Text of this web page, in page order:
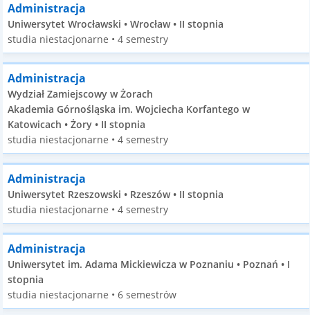
Administracja
Uniwersytet Wrocławski • Wrocław • II stopnia
studia niestacjonarne • 4 semestry
Administracja
Wydział Zamiejscowy w Żorach
Akademia Górnośląska im. Wojciecha Korfantego w
Katowicach • Żory • II stopnia
studia niestacjonarne • 4 semestry
Administracja
Uniwersytet Rzeszowski • Rzeszów • II stopnia
studia niestacjonarne • 4 semestry
Administracja
Uniwersytet im. Adama Mickiewicza w Poznaniu • Poznań • I
stopnia
studia niestacjonarne • 6 semestrów